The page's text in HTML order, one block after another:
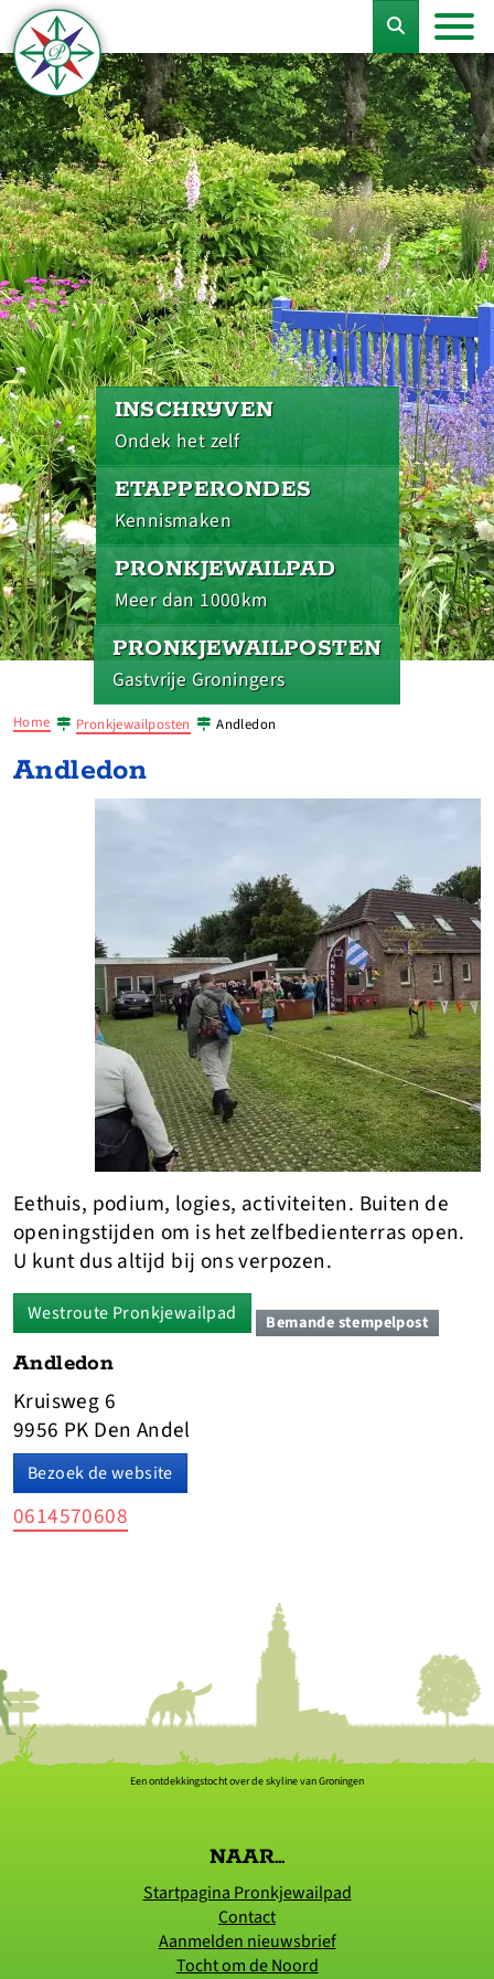
INSCHRIJVEN
Ondek het zelf
ETAPPERONDES
Kennismaken
PRONKJEWAILPAD
Meer dan 1000km
PRONKJEWAILPOSTEN
Gastvrije Groningers
Home Pronkjewailposten Andledon
Andledon
Eethuis, podium, logies, activiteiten. Buiten de
openingstijden om is het zelfbedienterras open.
U kunt dus altijd bij ons verpozen.
Westroute Pronkjewailpad Bemande stempelpost
Andledon
Kruisweg 6
9956 PK Den Andel
Bezoek de website
0614570608
Een ontdekkingstocht over de skyline van Groningen
NAAR...
Startpagina Pronkjewailpad
Contact
Aanmelden nieuwsbrief
Tocht om de Noord